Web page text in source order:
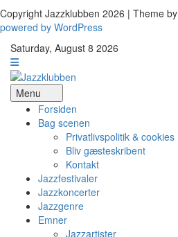
Copyright Jazzklubben 2026 | Theme by
powered by WordPress
Saturday, August 8 2026
Menu
Forsiden
Bag scenen
Privatlivspolitik & cookies
Bliv gæsteskribent
Kontakt
Jazzfestivaler
Jazzkoncerter
Jazzgenre
Emner
Jazzartister